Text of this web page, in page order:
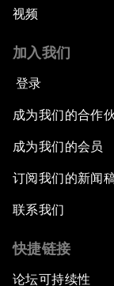
视频
加入我们
登录
成为我们的合作
成为我们的会员
订阅我们的新闻
联系我们
快捷链接
论坛可持续性